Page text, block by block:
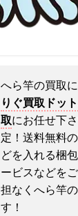
へら竿の買取
りぐ買取ドッ
取にお任せ下
定！送料無料
どを入れる梱
ービスなどを
担なくへら竿
す！